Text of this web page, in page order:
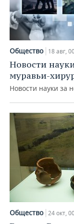
Общество 18 авг,
Новости
муравьи-
Новости науки за
Общество 24 окт,